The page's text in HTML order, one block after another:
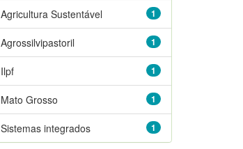
1
Agricultura Sustentável
1
Agrossilvipastoril
1
Ilpf
1
Mato Grosso
1
Sistemas integrados